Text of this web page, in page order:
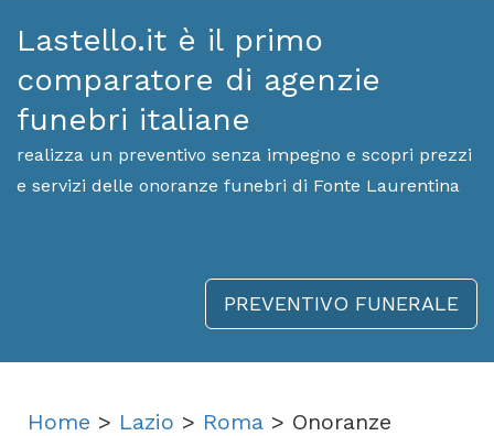
Lastello.it è il primo
comparatore di agenzie
funebri italiane
realizza un preventivo senza impegno e scopri prezzi
e servizi delle onoranze funebri di Fonte Laurentina
PREVENTIVO FUNERALE
Home > Lazio > Roma > Onoranze